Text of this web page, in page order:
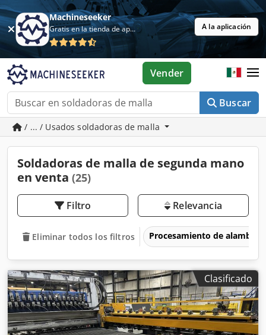
Machineseeker
Gratis en la tienda de aplicaciones A la aplicación
Buscar
Vender
/ ... / Usados soldadoras de malla
Soldadoras de malla de segunda mano
en venta (25)
Filtro Relevancia
Eliminar todos los filtros Procesamiento de alambre
Clasificado